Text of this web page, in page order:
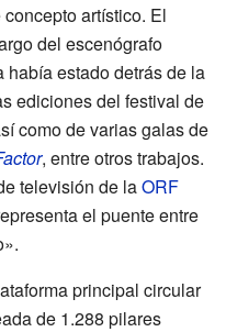
artístico. El
del escenógrafo
estado detrás de la
ediciones del festival de
como de varias galas de
, entre otros trabajos.
televisión de laORF
el puente entre
principal circular
de 1.288 pilares